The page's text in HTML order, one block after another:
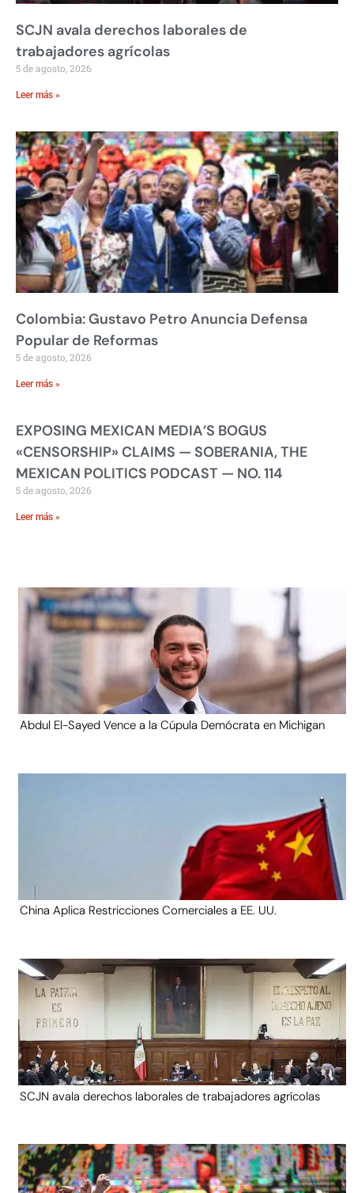
SCJN avala derechos laborales de
trabajadores agrícolas
5 de agosto, 2026
Leer más »
Colombia: Gustavo Petro Anuncia Defensa
Popular de Reformas
5 de agosto, 2026
Leer más »
EXPOSING MEXICAN MEDIA’S BOGUS
«CENSORSHIP» CLAIMS — SOBERANIA, THE
MEXICAN POLITICS PODCAST — NO. 114
5 de agosto, 2026
Leer más »
Abdul El-Sayed Vence a la Cúpula Demócrata en Michigan
China Aplica Restricciones Comerciales a EE. UU.
SCJN avala derechos laborales de trabajadores agrícolas